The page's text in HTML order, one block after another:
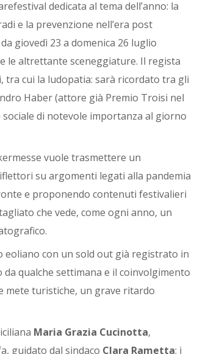
dedicata al tema dell’anno: la
e la prevenzione nell’era post
giovedì 23 a domenica 26 luglio
le altrettante sceneggiature. Il regista
tra cui la ludopatia: sarà ricordato tra gli
Haber (attore già Premio Troisi nel
sociale di notevole importanza al giorno
vuole trasmettere un
su argomenti legati alla pandemia
e proponendo contenuti festivalieri
che vede, come ogni anno, un
eoliano con un sold out già registrato in
qualche settimana e il coinvolgimento
mete turistiche, un grave ritardo
Maria Grazia Cucinotta,
guidato dal sindaco Clara Rametta: i